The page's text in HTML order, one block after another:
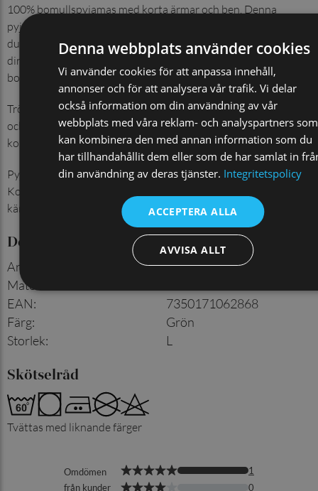
100% bomullspyjamas med korta ärmar och ben. Denna
pyjamas är det perfekta valet för de varmare månaderna när
du vill känna dig sval och bekväm samtidigt som du behåller
din elegans och avslappnade stil. Pyjamasen är tillverkad av
bomull som ger en otroligt mjuk och sval känsla.
Tröjan har ett snyggt randigt mönster vilket ger den en modern
och trendig look. Byxorna är enfärgat marinblå och
kompletterar tröjans mönster på ett stilfullt sätt.
Pyjamasen har en ledig passform som gör den bekväm att bära.
Korta ärmar och ben ger dig rörelsefrihet och ser till att du inte
känner dig instängd.
Detaljer
Artikelnummer
930003616
Material
EAN:
7350171062868
Färg:
Grön
Storlek: L
Skötselråd
Tvättas med liknande färger
Denna webbplats använder cookies
Vi använder cookies för att anpassa innehåll,
annonser och för att analysera vår trafik. Vi delar
också information om din användning av vår
webbplats med våra reklam- och analyspartners som
kan kombinera den med annan information som du
har tillhandahållit dem eller som de har samlat in
din användning av deras tjänster. Integritetspolicy
ACCEPTERA ALLA
AVVISA ALLT